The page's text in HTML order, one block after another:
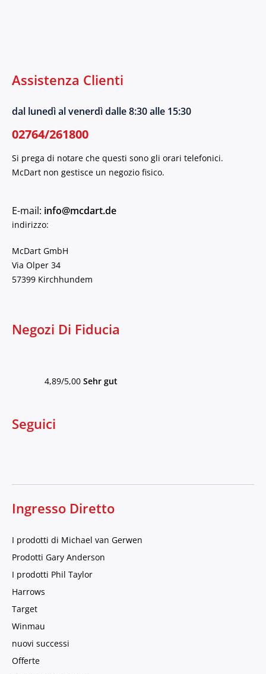
Assistenza Clienti
dal lunedì al venerdì dalle 8:30 alle 15:30
02764/261800
Si prega di notare che questi sono gli orari telefonici.
McDart non gestisce un negozio fisico.
E-mail: info@mcdart.de
indirizzo:
McDart GmbH
Via Olper 34
57399 Kirchhundem
Negozi Di Fiducia
4,89/5,00 Sehr gut
Seguici
Ingresso Diretto
I prodotti di Michael van Gerwen
Prodotti Gary Anderson
I prodotti Phil Taylor
Harrows
Target
Winmau
nuovi successi
Offerte